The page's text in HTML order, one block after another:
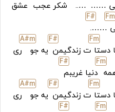
……
….. شکر عجب عشق
Fm
…….
F#
دستا
Fm
ت زندگیمن
F#
یه جو
A#m
ری
Fm
دنیا غریبم
F#
دستا
Fm
ت زندگیمن
F#
یه جو
A#m
ری
Fm
F#